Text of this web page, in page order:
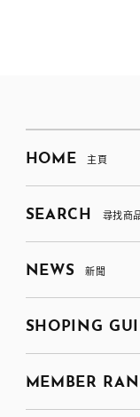
HOME 主頁
SEARCH 尋找商
NEWS 新聞
SHOPING
MEMBER